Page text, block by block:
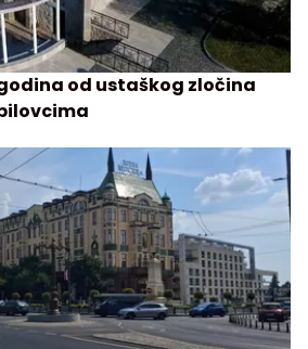
od ustaškog zločina